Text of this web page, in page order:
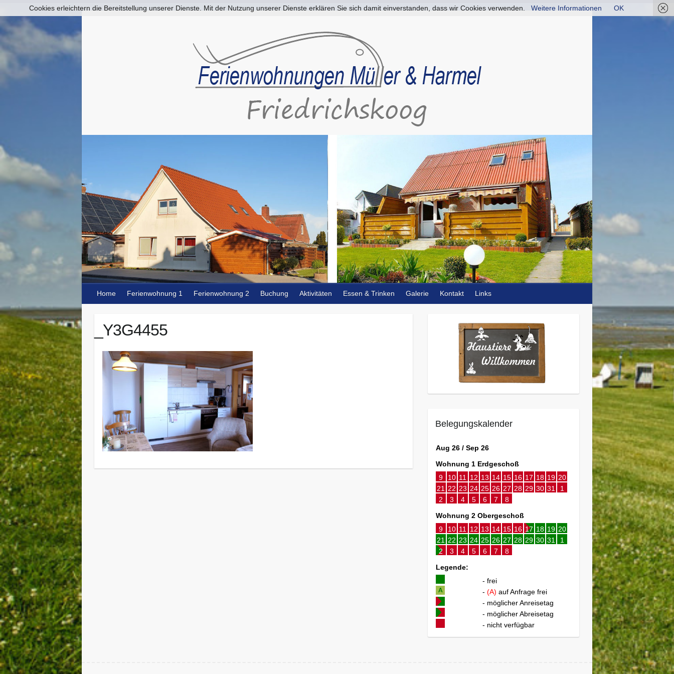
Home Ferienwohnung 1 Ferienwohnung 2 Buchung Aktivitäten Essen & Trinken Galerie Kontakt Links
_Y3G4455
Belegungskalender
Aug 26 / Sep 26
Wohnung 1 Erdgeschoß
9
10 11 12 13 14 15 16 17 18 19 20
21 22 23 24 25 26 27 28 29 30 31
1
2
3 4 5 6 7
8
Wohnung 2 Obergeschoß
9
10 11 12 13 14 15 16 17 18 19 20
21 22 23 24 25 26 27 28 29 30 31
1
2
3 4 5 6 7
8
Legende:
- frei
- (A) auf Anfrage frei
- möglicher Anreisetag
- möglicher Abreisetag
- nicht verfügbar
Cookies erleichtern die Bereitstellung unserer Dienste. Mit der Nutzung unserer Dienste erklären Sie sich damit einverstanden, dass wir Cookies verwenden. Weitere Informationen OK